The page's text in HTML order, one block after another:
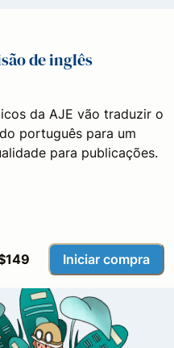
de inglês
da AJE vão traduzir o
português para um
para publicações.
Iniciar compra